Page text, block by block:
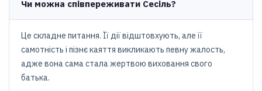
Чи можна співпереживати Сесіль?
Це складне питання. Її дії відштовхують, але її
самотність і пізнє каяття викликають певну жалость,
адже вона сама стала жертвою виховання свого
батька.